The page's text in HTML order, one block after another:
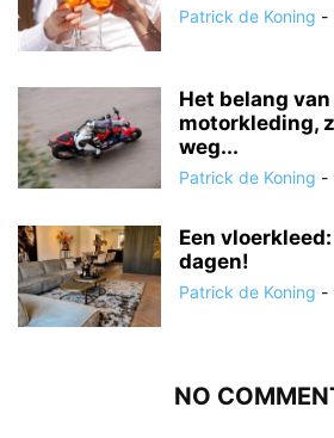
Patrick de Koning -
Het belang
motorkleding,
weg...
Patrick de Koning -
Een
dagen!
Patrick de Koning -
NO